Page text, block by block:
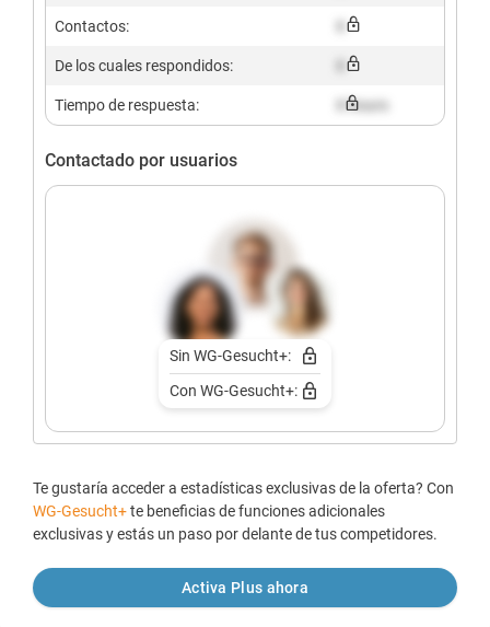
Contactos:
De los cuales respondidos:
Tiempo de respuesta: X hours
Contactado por usuarios
Sin WG-Gesucht+:
Con WG-Gesucht+:
Te gustaría acceder a estadísticas exclusivas de la oferta? Con
WG-Gesucht+te beneficias de funciones adicionales
exclusivas y estás un paso por delante de tus competidores.
Activa Plus ahora